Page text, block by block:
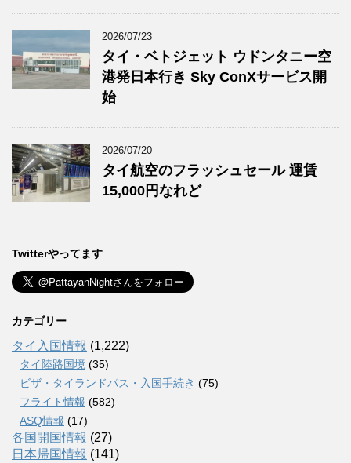
2026/07/23
タイ・ベトジェット ウドンタニー空
港発日本行き Sky ConXサービス開
始
2026/07/20
タイ航空のフラッシュセール 運賃
15,000円なれど
Twitterやってます
カテゴリー
タイ入国情報 (1,222)
タイ陸路国境 (35)
ビザ・タイランドパス・入国手続き (75)
フライト情報 (582)
ASQ情報 (17)
各国開国情報 (27)
日本帰国情報 (141)